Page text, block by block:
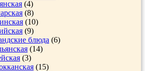
(4)
(8)
(10)
(9)
блюда (6)
(14)
(3)
(15)